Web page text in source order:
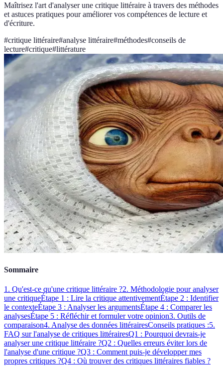
Maîtrisez l'art d'analyser une critique littéraire à travers des méthodes
et astuces pratiques pour améliorer vos compétences de lecture et
d'écriture.
#critique littéraire#analyse littéraire#méthodes#conseils de
lecture#critique#littérature
Sommaire
1. Qu'est-ce qu'une critique littéraire ?2. Méthodologie pour analyser
une critiqueÉtape 1 : Lire la critique attentivementÉtape 2 : Identifier
le contexteÉtape 3 : Analyser les argumentsÉtape 4 : Comparer les
analysesÉtape 5 : Réfléchir et formuler votre opinion3. Outils de
comparaison4. Analyse des données littérairesConseils pratiques :5.
FAQ sur l'analyse de critiques littérairesQ1 : Pourquoi devrais-je
analyser une critique littéraire ?Q2 : Quelles erreurs éviter lors de
l'analyse d'une critique ?Q3 : Comment puis-je développer mes
propres critiques ?Q4 : Où trouver des critiques littéraires fiables ?